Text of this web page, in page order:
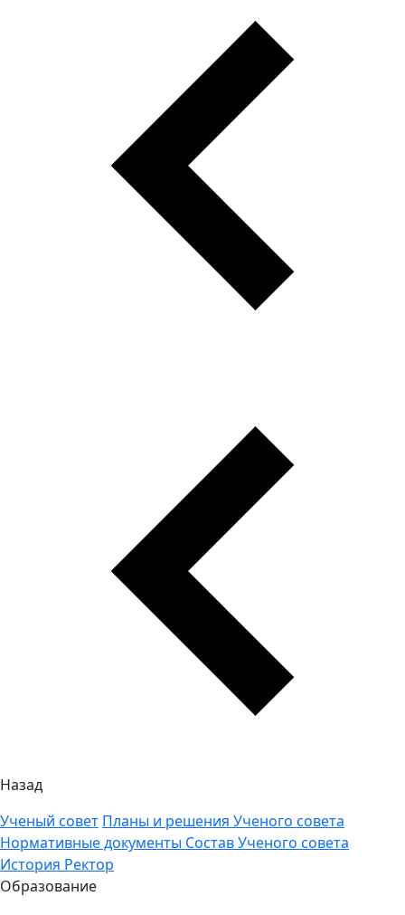
Назад
Ученый совет Планы и решения Ученого совета
Нормативные документы Состав Ученого совета
История Ректор
Образование